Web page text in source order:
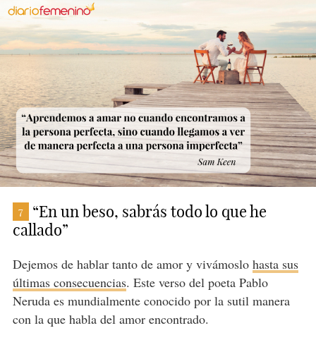
7
“En un beso, sabrás todo lo que he
callado”
Dejemos de hablar tanto de amor y vivámoslo hasta sus
últimas consecuencias. Este verso del poeta Pablo
Neruda es mundialmente conocido por la sutil manera
con la que habla del amor encontrado.